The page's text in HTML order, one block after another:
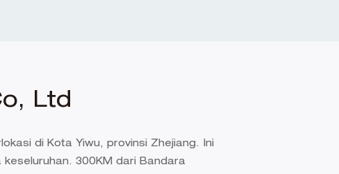
Ltd
di Kota Yiwu, provinsi Zhejiang. Ini
300KM dari Bandara